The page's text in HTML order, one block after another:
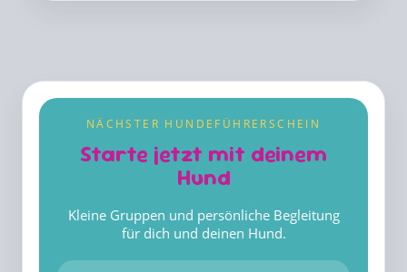
NÄCHSTER HUNDEFÜHRERSCHEIN
Starte jetzt mit deinem
Hund
Kleine Gruppen und persönliche Begleitung
für dich und deinen Hund.